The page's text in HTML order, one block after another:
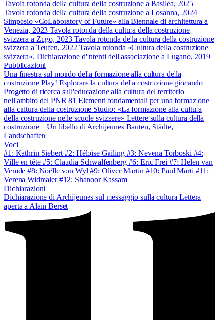
Tavola rotonda della cultura della costruzione a Basilea, 2025
Tavola rotonda della cultura della costruzione a Losanna, 2024
Simposio «CoLaboratory of Future» alla Biennale di architettura a
Venezia, 2023 Tavola rotonda della cultura della costruzione
svizzera a Zugo, 2023 Tavola rotonda della cultura della costruzione
svizzera a Teufen, 2022 Tavola rotonda «Cultura della costruzione
svizzera». Dichiarazione d'intenti dell'associazione a Lugano, 2019
Pubblicazioni
Una finestra sul mondo della formazione alla cultura della
costruzione Play! Esplorare la cultura della costruzione giocando
Progetto di ricerca sull'educazione alla cultura del territorio
nell'ambito del PNR 81 Elementi fondamentali per una formazione
alla cultura della costruzione Studio: «La formazione alla cultura
della costruzione nelle scuole svizzere» Lettere sulla cultura della
costruzione – Un libello di Archijeunes Bauten, Städte,
Landschaften
Voci
#1: Kathrin Siebert #2: Héloïse Gailing #3: Nevena Torboski #4:
Ville en tête #5: Claudia Schwalfenberg #6: Eric Frei #7: Helen van
Vemde #8: Noëlle von Wyl #9: Oliver Martin #10: Paul Marti #11:
Verena Widmaier#12: Shanoor Kassam
Dichiarazioni
Dichiarazione di Archijeunes sul messaggio sulla cultura Lettera
aperta a Alain Berset